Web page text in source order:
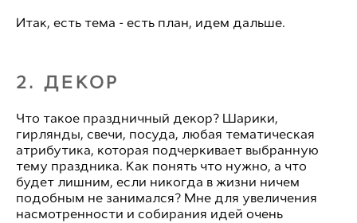
Итак, есть тема - есть план, идем дальше.
2. ДЕКОР
Что такое праздничный декор? Шарики,
гирлянды, свечи, посуда, любая тематическая
атрибутика, которая подчеркивает выбранную
тему праздника. Как понять что нужно, а что
будет лишним, если никогда в жизни ничем
подобным не занимался? Мне для увеличения
насмотренности и собирания идей очень